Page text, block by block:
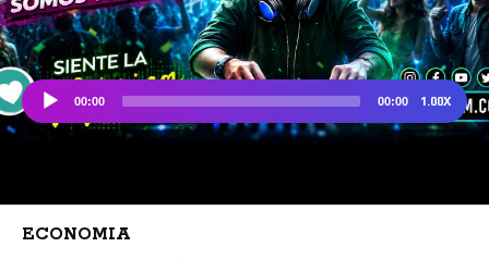
ECONOMIA